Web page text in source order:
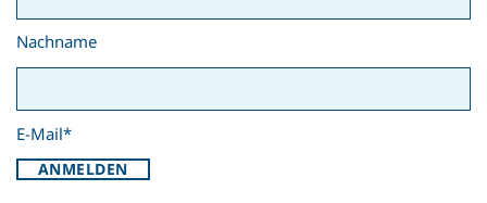
Nachname
E-Mail*
ANMELDEN